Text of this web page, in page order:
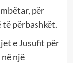
për
të përbashkët.
e Jusufit për
një